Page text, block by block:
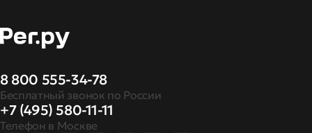
8 800 555-34-78
Бесплатный звонок по России
+7 (495) 580-11-11
Телефон в Москве